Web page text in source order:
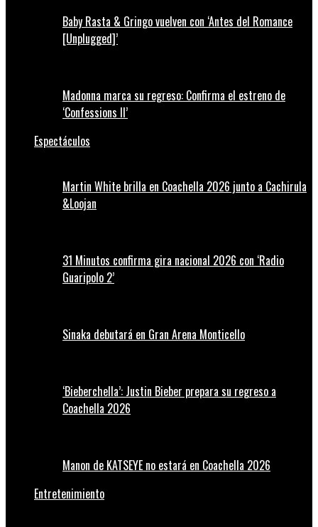
Baby Rasta & Gringo vuelven con ‘Antes del Romance
[Unplugged]’
Madonna marca su regreso: Confirma el estreno de
‘Confessions II’
Espectáculos
Martin White brilla en Coachella 2026 junto a Cachirula
&Loojan
31 Minutos confirma gira nacional 2026 con ‘Radio
Guaripolo 2’
Sinaka debutará en Gran Arena Monticello
‘Bieberchella’: Justin Bieber prepara su regreso a
Coachella 2026
Manon de KATSEYE no estará en Coachella 2026
Entretenimiento